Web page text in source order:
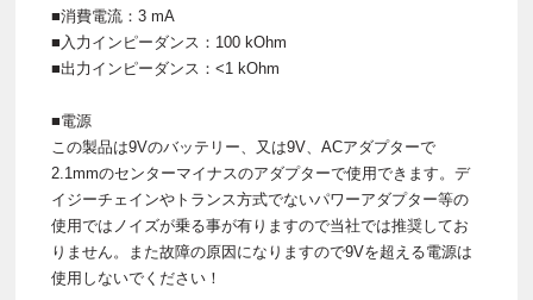
■消費電流：3 mA
■入力インピーダンス：100 kOhm
■出力インピーダンス：<1 kOhm
■電源
この製品は9Vのバッテリー、又は9V、ACアダプターで
2.1mmのセンターマイナスのアダプターで使用できます。デ
イジーチェインやトランス方式でないパワーアダプター等の
使用ではノイズが乗る事が有りますので当社では推奨してお
りません。また故障の原因になりますので9Vを超える電源は
使用しないでください！